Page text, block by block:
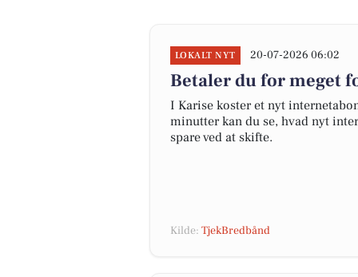
LOKALT NYT 20-07-2026 06:02
Betaler du for meget
I Karise koster et nyt
minutter kan du se, hvad nyt
spare ved at skifte.
Kilde: TjekBredbånd